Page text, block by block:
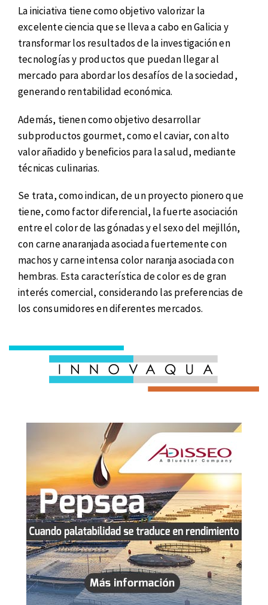
La iniciativa tiene como objetivo valorizar la
excelente ciencia que se lleva a cabo en Galicia y
transformar los resultados de la investigación en
tecnologías y productos que puedan llegar al
mercado para abordar los desafíos de la sociedad,
generando rentabilidad económica.
Además, tienen como objetivo desarrollar
subproductos gourmet, como el caviar, con alto
valor añadido y beneficios para la salud, mediante
técnicas culinarias.
Se trata, como indican, de un proyecto pionero que
tiene, como factor diferencial, la fuerte asociación
entre el color de las gónadas y el sexo del mejillón,
con carne anaranjada asociada fuertemente con
machos y carne intensa color naranja asociada con
hembras. Esta característica de color es de gran
interés comercial, considerando las preferencias de
los consumidores en diferentes mercados.